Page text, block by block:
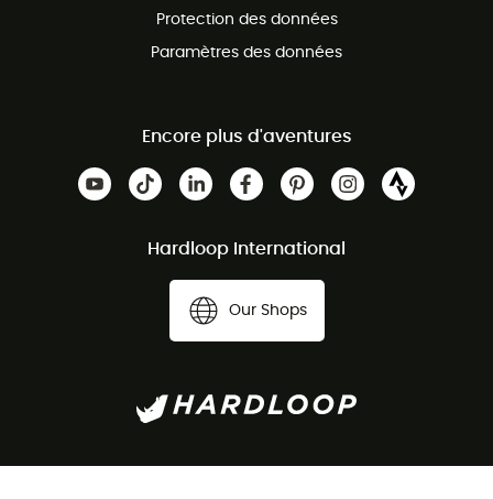
Protection des données
Paramètres des données
Encore plus d'aventures
Hardloop International
Our Shops